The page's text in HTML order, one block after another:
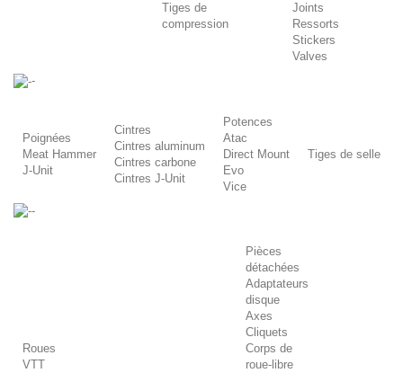
Tiges de
compression
Joints
Ressorts
Stickers
Valves
-
Poignées
Meat Hammer
J-Unit
Cintres
Cintres aluminum
Cintres carbone
Cintres J-Unit
Potences
Atac
Direct Mount
Evo
Vice
Tiges de selle
-
Roues
VTT
Pièces
détachées
Adaptateurs
disque
Axes
Cliquets
Corps de
roue-libre